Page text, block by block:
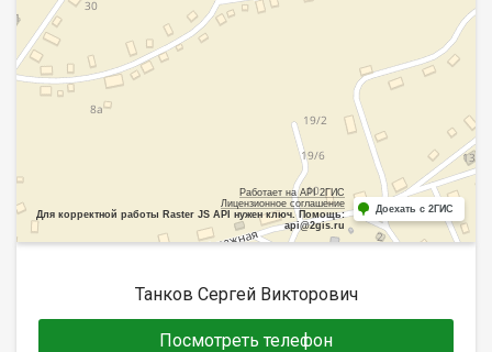
Работает на API 2ГИС
Лицензионное соглашение
Для корректной работы Raster JS API нужен ключ. Помощь:
api@2gis.ru
Доехать с 2ГИС
Танков Сергей Викторович
Посмотреть телефон